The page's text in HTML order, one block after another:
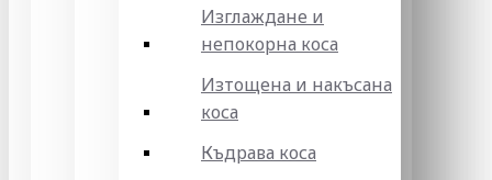
Изглаждане и
непокорна коса
Изтощена и накъсана
коса
Къдрава коса